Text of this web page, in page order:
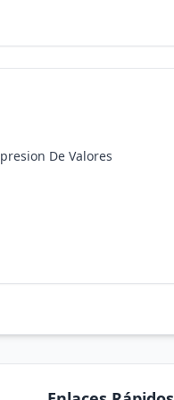
De Valores